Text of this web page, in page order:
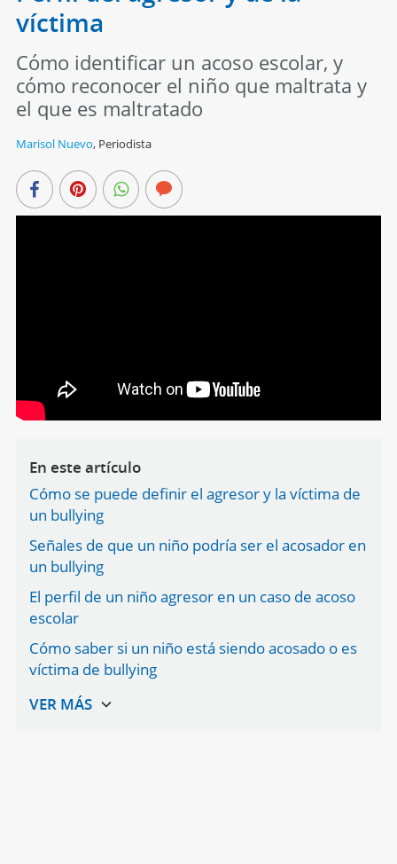
víctima
Cómo identificar un acoso escolar, y
cómo reconocer el niño que maltrata y
el que es maltratado
Marisol Nuevo, Periodista
En este artículo
Cómo se puede definir el agresor y la víctima de
un bullying
Señales de que un niño podría ser el acosador en
un bullying
El perfil de un niño agresor en un caso de acoso
escolar
Cómo saber si un niño está siendo acosado o es
víctima de bullying